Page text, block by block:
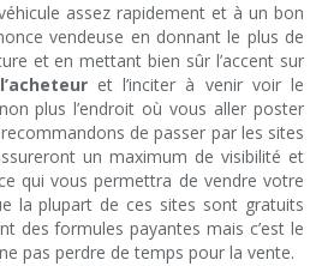
assez rapidement et à un bon
vendeuse en donnant le plus de
et en mettant bien sûr l’accent sur
et l’inciter à venir voir le
plus l’endroit où vous aller poster
de passer par les sites
un maximum de visibilité et
qui vous permettra de vendre votre
la plupart de ces sites sont gratuits
des formules payantes mais c’est le
pas perdre de temps pour la vente.